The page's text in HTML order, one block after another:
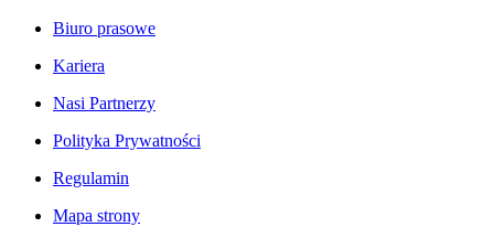
Biuro prasowe
Kariera
Nasi Partnerzy
Polityka Prywatności
Regulamin
Mapa strony